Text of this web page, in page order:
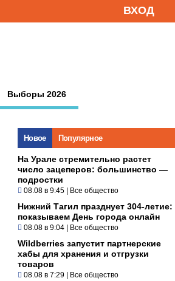
ВХОД
Выборы 2026
Новое Популярное
На Урале стремительно растет
число зацеперов: большинство —
подростки
08.08 в 9:45 | Все общество
Нижний Тагил празднует 304-летие:
показываем День города онлайн
08.08 в 9:04 | Все общество
Wildberries запустит партнерские
хабы для хранения и отгрузки
товаров
08.08 в 7:29 | Все общество